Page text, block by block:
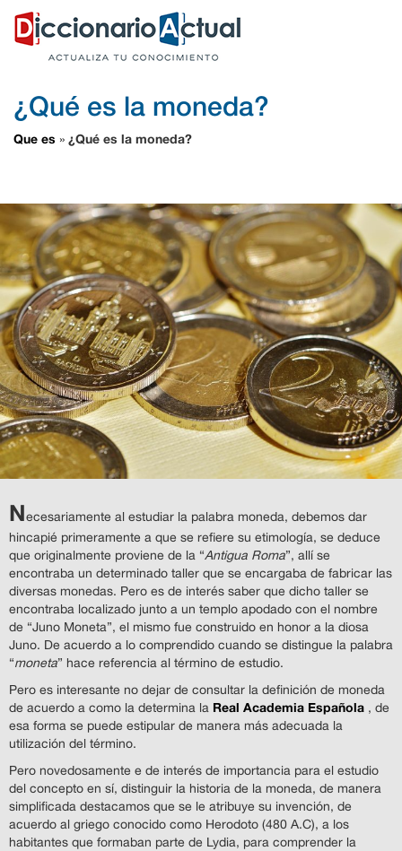
¿Qué es la moneda?
Que es » ¿Qué es la moneda?
Necesariamente al estudiar la palabra moneda, debemos dar
hincapié primeramente a que se refiere su etimología, se deduce
que originalmente proviene de la “Antigua Roma”, allí se
encontraba un determinado taller que se encargaba de fabricar las
diversas monedas. Pero es de interés saber que dicho taller se
encontraba localizado junto a un templo apodado con el nombre
de “Juno Moneta”, el mismo fue construido en honor a la diosa
Juno. De acuerdo a lo comprendido cuando se distingue la palabra
“moneta” hace referencia al término de estudio.
Pero es interesante no dejar de consultar la definición de moneda
de acuerdo a como la determina la Real Academia Española , de
esa forma se puede estipular de manera más adecuada la
utilización del término.
Pero novedosamente e de interés de importancia para el estudio
del concepto en sí, distinguir la historia de la moneda, de manera
simplificada destacamos que se le atribuye su invención, de
acuerdo al griego conocido como Herodoto (480 A.C), a los
habitantes que formaban parte de Lydia, para comprender la